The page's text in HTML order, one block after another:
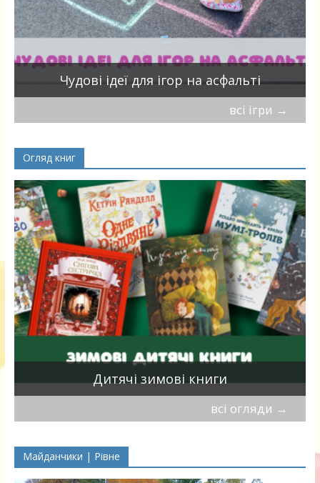
Чудові ідеї для ігор на асфальті
всі ігри →
Огляд книг
Дитячі зимові книги
всі огляди →
Майданчики | Рівне